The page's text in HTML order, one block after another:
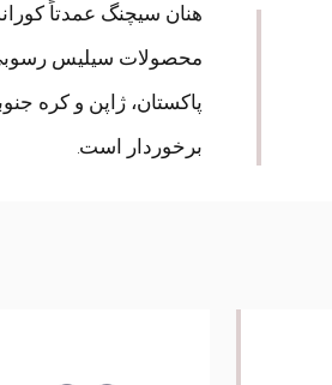
هنان سیچنگ عمدتاً
محصولات سیلیس رسوبی
پاکستان، ژاپن و کره
برخوردار است.